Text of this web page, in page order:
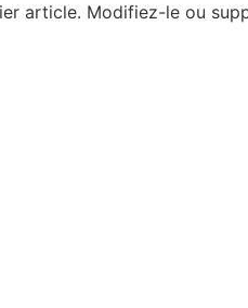
article. Modifiez-le ou